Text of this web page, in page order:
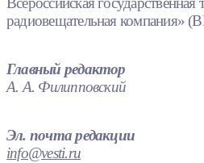
радиовещательная компания»
Главный редактор
А. А. Филипповский
Эл. почта редакции
info@vesti.ru